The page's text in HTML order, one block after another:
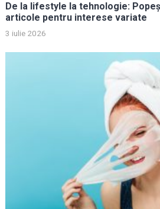
De la lifestyle la tehnologie:
articole pentru interese variate
3 iulie 2026